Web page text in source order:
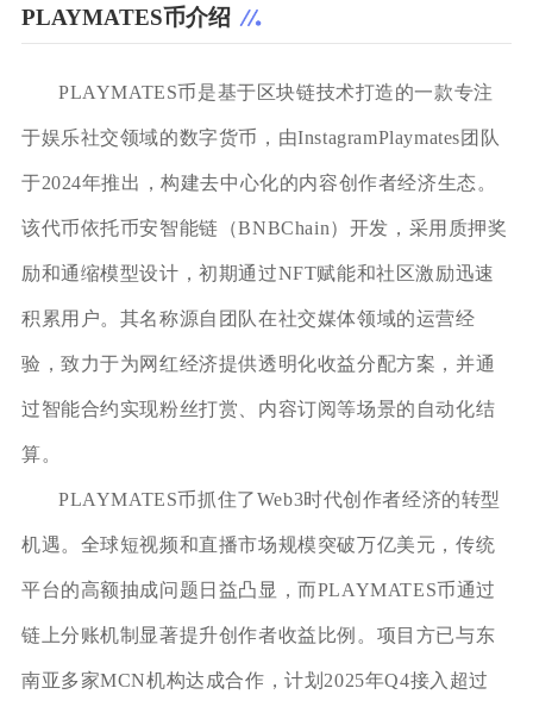
PLAYMATES币介绍
PLAYMATES币是基于区块链技术打造的一款专注
于娱乐社交领域的数字货币，由InstagramPlaymates团队
于2024年推出，构建去中心化的内容创作者经济生态。
该代币依托币安智能链（BNBChain）开发，采用质押奖
励和通缩模型设计，初期通过NFT赋能和社区激励迅速
积累用户。其名称源自团队在社交媒体领域的运营经
验，致力于为网红经济提供透明化收益分配方案，并通
过智能合约实现粉丝打赏、内容订阅等场景的自动化结
算。
PLAYMATES币抓住了Web3时代创作者经济的转型
机遇。全球短视频和直播市场规模突破万亿美元，传统
平台的高额抽成问题日益凸显，而PLAYMATES币通过
链上分账机制显著提升创作者收益比例。项目方已与东
南亚多家MCN机构达成合作，计划2025年Q4接入超过